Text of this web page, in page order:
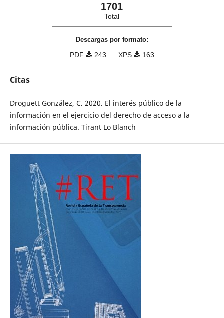
1701
Total
Descargas por formato:
PDF 243 XPS 163
Citas
Droguett González, C. 2020. El interés público de la
información en el ejercicio del derecho de acceso a la
información pública. Tirant Lo Blanch